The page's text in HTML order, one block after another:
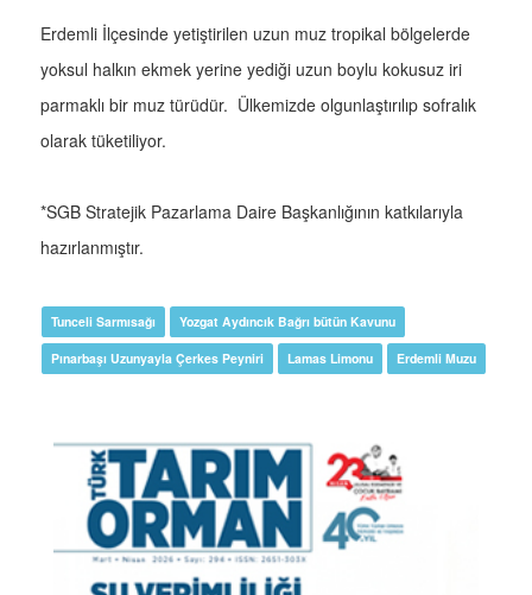
Erdemli İlçesinde yetiştirilen uzun muz tropikal bölgelerde
yoksul halkın ekmek yerine yediği uzun boylu kokusuz iri
parmaklı bir muz türüdür. Ülkemizde olgunlaştırılıp sofralık
olarak tüketiliyor.
*SGB Stratejik Pazarlama Daire Başkanlığının katkılarıyla
hazırlanmıştır.
Tunceli Sarmısağı Yozgat Aydıncık Bağrı bütün Kavunu
Pınarbaşı Uzunyayla Çerkes Peyniri Lamas Limonu Erdemli Muzu